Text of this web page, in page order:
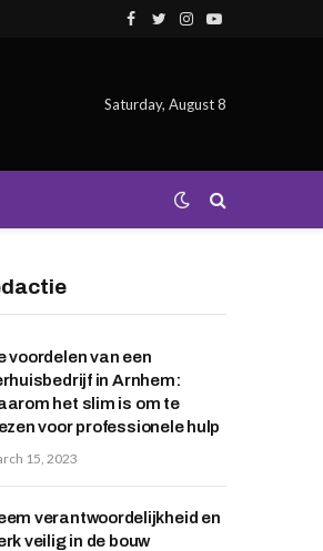
Facebook
TwitterInstagram
YouTube
Saturday, August 8
voordelen van een
in Arnhem:
het slim is om te
voor professionele hulp
15, 2023
verantwoordelijkheid en
veilig in de bouw